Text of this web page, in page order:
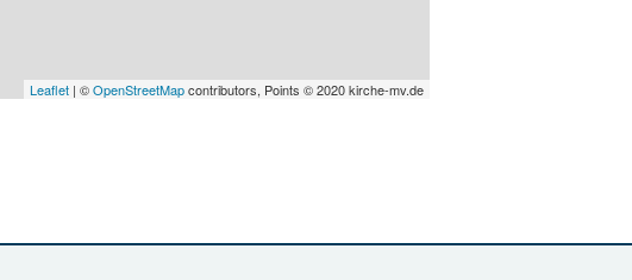
Leaflet| ©OpenStreetMapcontributors, Points © 2020 kirche-mv.de